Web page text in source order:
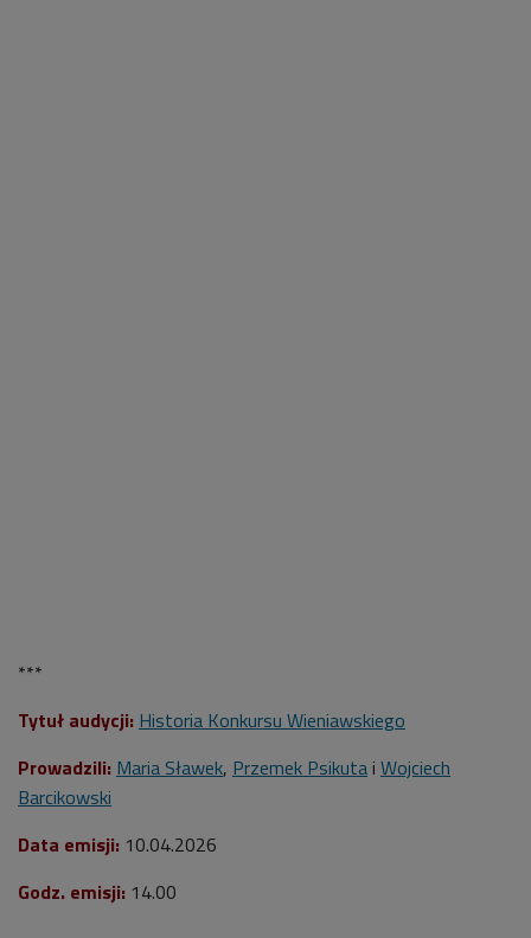
***
Tytuł audycji: Historia Konkursu Wieniawskiego
Prowadzili: Maria Sławek, Przemek Psikuta i Wojciech
Barcikowski
Data emisji: 10.04.2026
Godz. emisji: 14.00